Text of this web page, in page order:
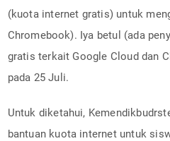
(kuota internet gratis) untuk
Chromebook). Iya betul (ada
gratis terkait Google Cloud dan
pada 25 Juli.
Untuk diketahui,
bantuan kuota internet untuk